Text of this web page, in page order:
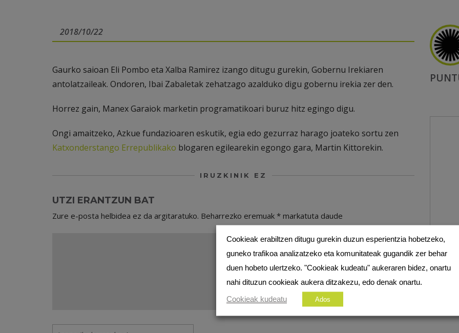
2018/10/22
Gaurko saioan Eli Pombo eta Xalba Ramirez izango ditugu gurekin, Gobernu Irekiaren
antolatzaileak. Ondoren, Ibai Zabaletak zehatzago azalduko digu gobernu irekia zer den.
Horrez gain, Manex Garaiok marketin programatikoari buruz hitz egingo digu.
Ongi amaitzeko, Azkue fundazioaren eskutik, egia edo gezurraz harago joateko sortu zen
Katxonderstango Errepublikako blogaren egilearekin egongo gara, Martin Kittorekin.
IRUZKINIK EZ
UTZI ERANTZUN BAT
Zure e-posta helbidea ez da argitaratuko. Beharrezko eremuak * markatuta daude
Cookieak erabiltzen ditugu gurekin duzun esperientzia hobetzeko,
guneko trafikoa analizatzeko eta komunitateak gugandik zer behar
duen hobeto ulertzeko. "Cookieak kudeatu" aukeraren bidez, onartu
nahi dituzun cookieak aukera ditzakezu, edo denak onartu.
Cookieak kudeatu Ados